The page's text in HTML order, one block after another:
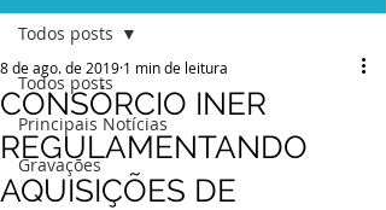
Todos posts
Principais Notícias
Gravações
Todos posts
CONSÓRCIO INER
REGULAMENTANDO
AQUISIÇÕES DE
8 de ago. de 2019 1 min de leitura